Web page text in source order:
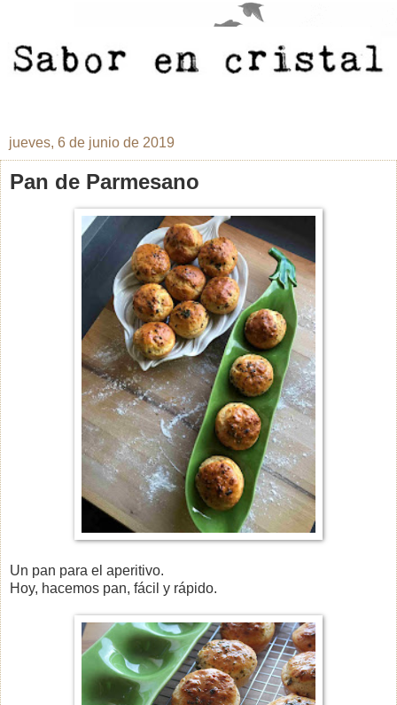
jueves, 6 de junio de 2019
Pan de Parmesano
Un pan para el aperitivo.
Hoy, hacemos pan, fácil y rápido.